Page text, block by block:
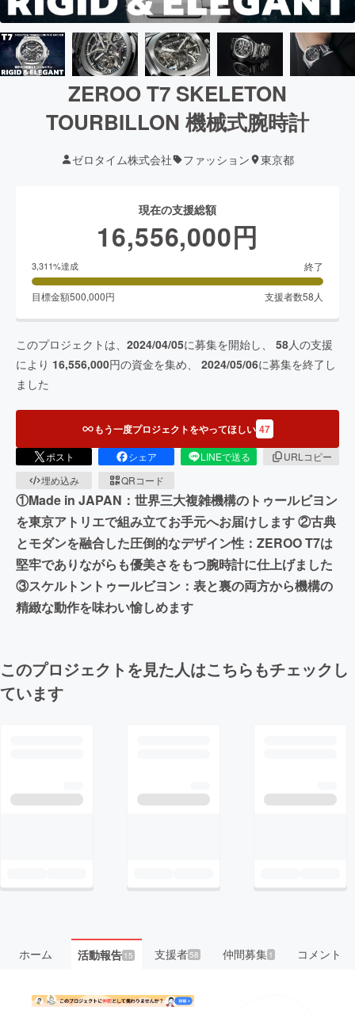
ZEROO T7 SKELETON
TOURBILLON 機械式腕時計
ゼロタイム株式会社 ファッション 東京都
現在の支援総額
16,556,000円
3,311%達成 終了
目標金額500,000円 支援者数58 人
このプロジェクトは、 2024/04/05に募集を開始し、 58人の支援
により 16,556,000円の資金を集め、 2024/05/06に募集を終了し
ました
もう一度プロジェクトをやってほしい 47
ポスト シェア LINEで送る
URLコピー
埋め込み
QRコード
①Made in JAPAN：世界三大複雑機構のトゥールビヨン
を東京アトリエで組み立てお手元へお届けします ②古典
とモダンを融合した圧倒的なデザイン性：ZEROO T7は
堅牢でありながらも優美さをもつ腕時計に仕上げました
③スケルトントゥールビヨン：表と裏の両方から機構の
精緻な動作を味わい愉しめます
このプロジェクトを見た人はこちらもチェックし
ています
ホーム 活動報告15 支援者58 仲間募集 1 コメント